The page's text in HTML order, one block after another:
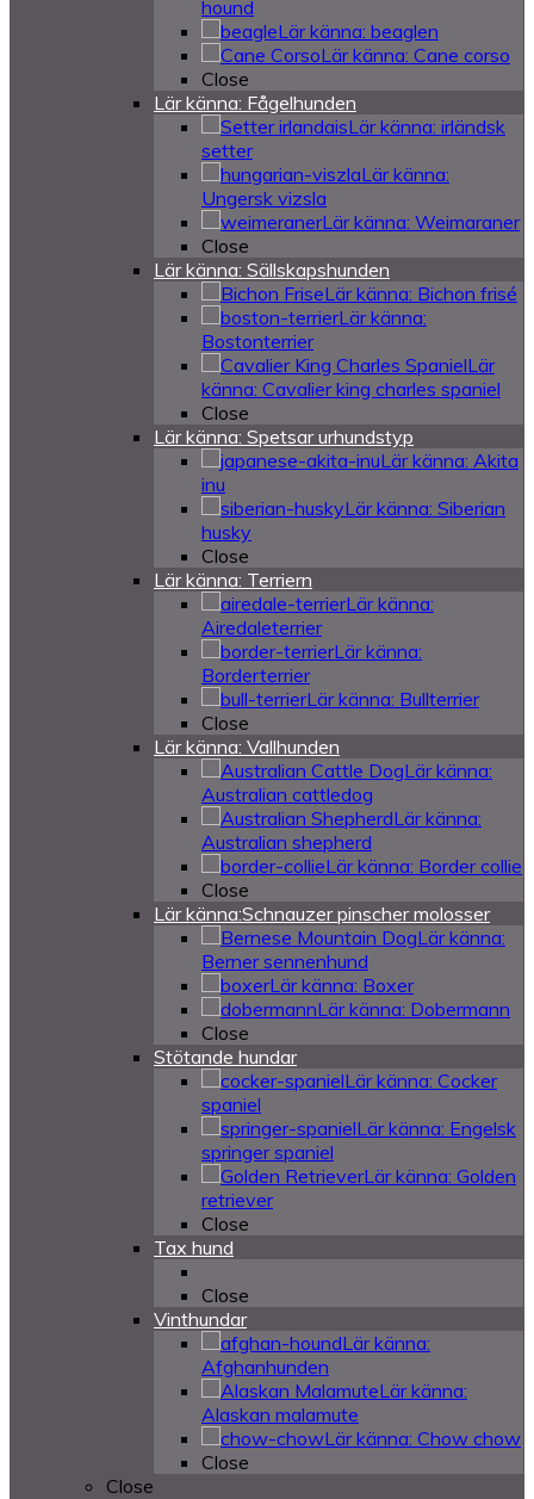
hound
Lär känna: beaglen
Lär känna: Cane corso
Close
Lär känna: Fågelhunden
Lär känna: irländsk
setter
Lär känna:
Ungersk vizsla
Lär känna: Weimaraner
Close
Lär känna: Sällskapshunden
Lär känna: Bichon frisé
Lär känna:
Bostonterrier
Lär
känna: Cavalier king charles spaniel
Close
Lär känna: Spetsar urhundstyp
Lär känna: Akita
inu
Lär känna: Siberian
husky
Close
Lär känna: Terriern
Lär känna:
Airedaleterrier
Lär känna:
Borderterrier
Lär känna: Bullterrier
Close
Lär känna: Vallhunden
Lär känna:
Australian cattledog
Lär känna:
Australian shepherd
Lär känna: Border collie
Close
Lär känna:Schnauzer pinscher molosser
Lär känna:
Berner sennenhund
Lär känna: Boxer
Lär känna: Dobermann
Close
Stötande hundar
Lär känna: Cocker
spaniel
Lär känna: Engelsk
springer spaniel
Lär känna: Golden
retriever
Close
Tax hund
Close
Vinthundar
Lär känna:
Afghanhunden
Lär känna:
Alaskan malamute
Lär känna: Chow chow
Close
Close